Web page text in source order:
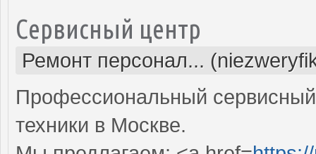
Сервисный центр
Ремонт персонал...
Профессиональный
техники в Москве.